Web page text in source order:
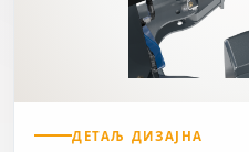
ДЕТАЉ ДИЗАЈНА